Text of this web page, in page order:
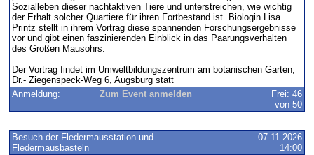
Sozialleben dieser nachtaktiven Tiere und unterstreichen, wie wichtig
der Erhalt solcher Quartiere für ihren Fortbestand ist. Biologin Lisa
Printz stellt in ihrem Vortrag diese spannenden Forschungsergebnisse
vor und gibt einen faszinierenden Einblick in das Paarungsverhalten
des Großen Mausohrs.
Der Vortrag findet im Umweltbildungszentrum am botanischen Garten,
Dr.- Ziegenspeck-Weg 6, Augsburg statt
Anmeldung:
Zum Event anmelden
Frei: 46
von 50
Besuch der Fledermausstation und
Fledermausbasteln
07.11.2026
14:00